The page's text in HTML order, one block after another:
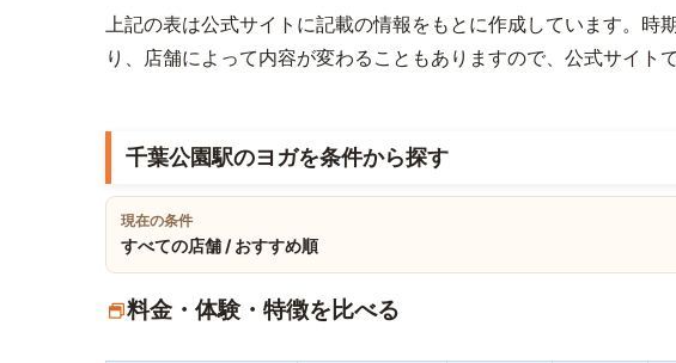
上記の表は公式サイトに記載の情報をもとに作成しています。時
り、店舗によって内容が変わることもありますので、公式サイト
千葉公園駅のヨガを条件から探す
現在の条件
すべての店舗 / おすすめ順
料金・体験・特徴を比べる